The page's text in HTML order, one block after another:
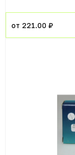
от 221.00 ₽